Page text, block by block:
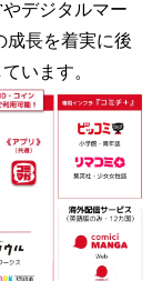
デジタルマー
成長を着実に後
います。